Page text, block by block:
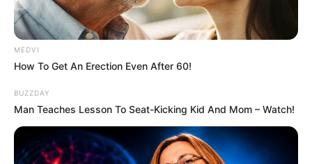
MEDVI
How To Get An Erection Even After 60!
BUZZDAY
Man Teaches Lesson To Seat-Kicking Kid And Mom – Watch!